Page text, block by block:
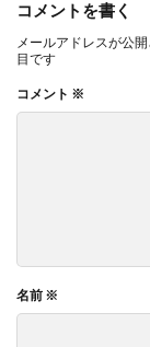
コメントを書く
メールアドレスが公
目です
コメント ※
名前 ※